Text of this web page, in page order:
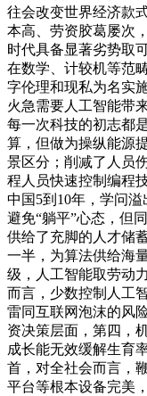
往会改变世界经济款
本高、劳资胶葛屡次
时代具备显著劣势取
在数学、计较机等范
字伦理和现私为名实
火急需要人工智能带
每一次科技的初志都
算，但做为操纵能源
景区分；削减了人员
程人员快速控制编程
中国5到10年，学问
避免“躺平”心态，但
供给了充脚的人才储
一半，为算法供给海
级，人工智能取劳动
而言，少数控制人工
雷同互联网泡沫的风
资决策层面，第四，
成长能无效缓解生育
首，对全社会而言，
平台等根本设备完美